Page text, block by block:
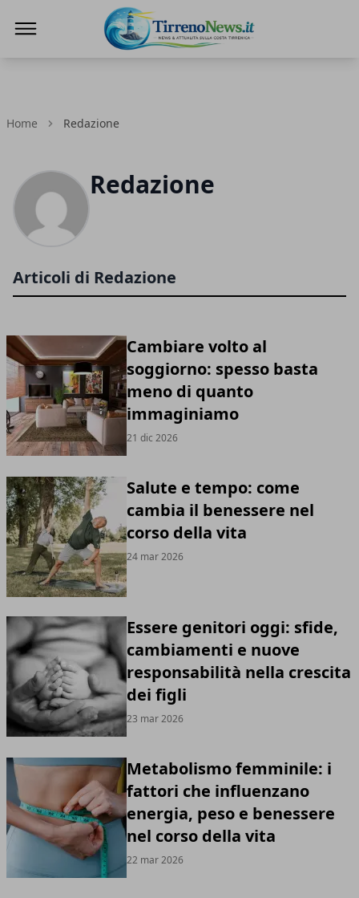
Home Redazione
Redazione
Articoli di Redazione
Cambiare volto al
soggiorno: spesso basta
meno di quanto
immaginiamo
21 dic 2026
Salute e tempo: come
cambia il benessere nel
corso della vita
24 mar 2026
Essere genitori oggi: sfide,
cambiamenti e nuove
responsabilità nella crescita
dei figli
23 mar 2026
Metabolismo femminile: i
fattori che influenzano
energia, peso e benessere
nel corso della vita
22 mar 2026